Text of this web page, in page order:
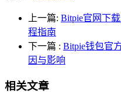
上一篇: Bitpie官网下
程指南
下一篇 : Bitpie钱包官
因与影响
相关文章